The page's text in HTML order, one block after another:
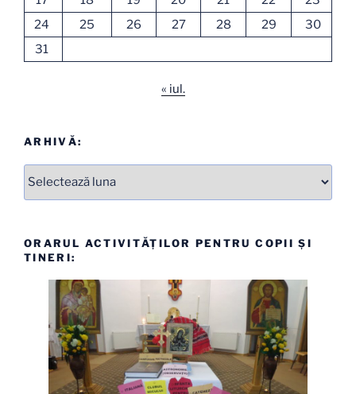
24
25 26 27 28 29
30
31
« iul.
ARHIVĂ:
Arhive
ORARUL ACTIVITĂȚILOR PENTRU COPII ȘI
TINERI: